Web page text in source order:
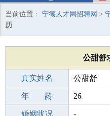
当前位置： 宁德人才网招聘网 >
历
公甜舒
真实姓名 公甜舒
性 别 女
年 龄 26
出生年月 2000-04-23
婚姻状况 -